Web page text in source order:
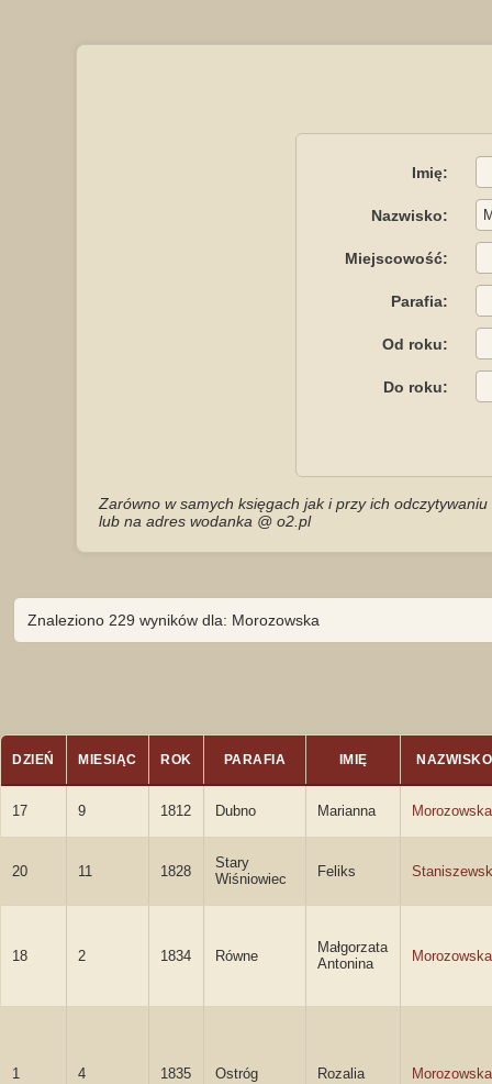
Imię:
Nazwisko:
Miejscowość:
Parafia:
Od roku:
Do roku:
Zarówno w samych księgach jak i przy ich
lub na adres wodanka @ o2.pl
Znaleziono 229 wyników dla: Morozowska
DZIEŃ MIESIĄC ROK PARAFIA IMIĘ NAZWISKO
17 9 1812 Dubno Marianna Morozowska
20 11 1828
Stary
Wiśniowiec
Feliks
18 2 1834 Równe
Małgorzata
Antonina
Morozowska
1 4 1835 Ostróg Rozalia Morozowska